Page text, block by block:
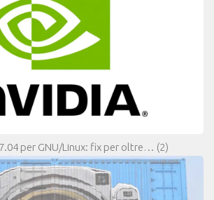
per GNU/Linux: fix per oltre… (2)